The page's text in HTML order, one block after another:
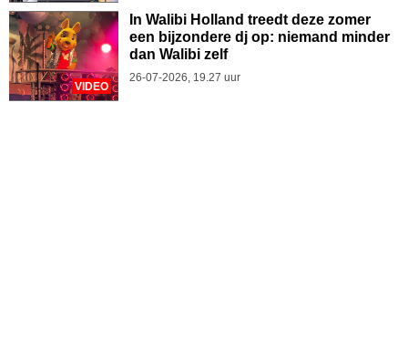
VIDEO
In Walibi Holland treedt deze zomer
een bijzondere dj op: niemand minder
dan Walibi zelf
26-07-2026, 19.27 uur